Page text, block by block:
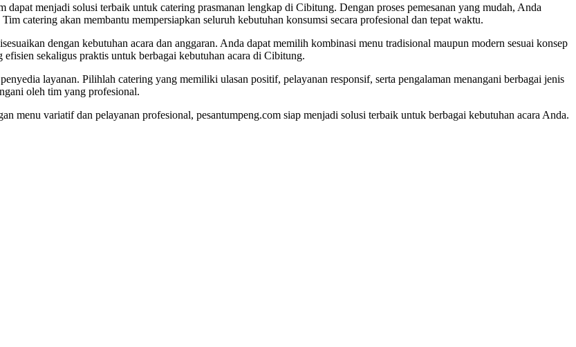
menjadi solusi terbaik untuk catering prasmanan lengkap di Cibitung. Dengan proses pemesanan yang mudah, Anda
catering akan membantu mempersiapkan seluruh kebutuhan konsumsi secara profesional dan tepat waktu.
dengan kebutuhan acara dan anggaran. Anda dapat memilih kombinasi menu tradisional maupun modern sesuai konsep
sekaligus praktis untuk berbagai kebutuhan acara di Cibitung.
layanan. Pilihlah catering yang memiliki ulasan positif, pelayanan responsif, serta pengalaman menangani berbagai jenis
oleh tim yang profesional.
menu variatif dan pelayanan profesional, pesantumpeng.com siap menjadi solusi terbaik untuk berbagai kebutuhan acara Anda.